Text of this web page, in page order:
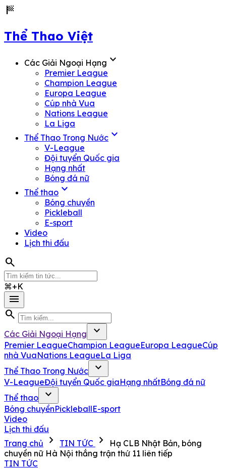
sports_score
Thể Thao Việt
Các Giải Ngoại Hạng expand_more
Premier League
Champion League
Europa League
Cúp nhà Vua
Nations League
La Liga
Thể Thao Trong Nước expand_more
V-League
Đội tuyển Quốc gia
Hạng nhất
Bóng đá nữ
Thể thao expand_more
Bóng chuyền
Pickleball
E-sport
Video
Lịch thi đấu
search
⌘+K
menu
search
Các Giải Ngoại Hạng expand_more
Premier LeagueChampion LeagueEuropa LeagueCúp
nhà VuaNations LeagueLa Liga
Thể Thao Trong Nước
expand_more
V-LeagueĐội tuyển Quốc giaHạng nhấtBóng đá nữ
Thể thao
expand_more
Bóng chuyềnPickleballE-sport
Video
Lịch thi đấu
Trang chủ
chevron_right TIN TỨC chevron_right
Hạ CLB Nhật Bản, bóng
chuyền nữ Hà Nội thắng trận thứ 11 liên tiếp
TIN TỨC